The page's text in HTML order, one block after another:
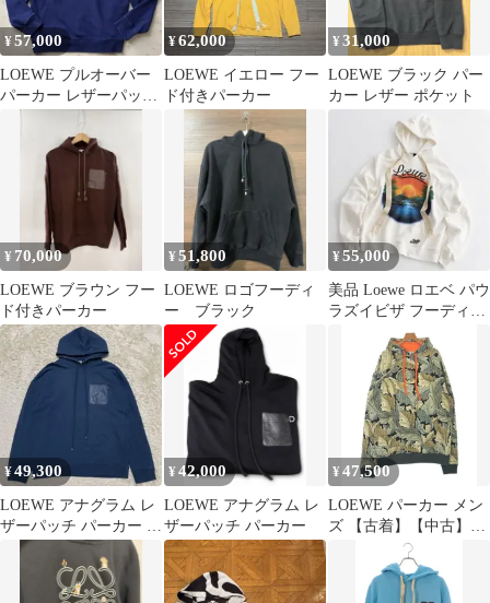
¥57,000
LOEWE プルオーバー
パーカー レザーパッチ
アナグラム ネイビー
¥62,000
LOEWE イエロー フー
ド付きパーカー
¥31,000
LOEWE ブラック パー
カー レザー ポケット
¥ 70,000
LOEWE ブラウン フー
ド付きパーカー
¥51,800
LOEWE ロゴフーディ
ー ブラック
¥55,000
美品 Loewe ロエベ パウ
ラズイビザ フーディ
ー パーカー コラボ
¥49,300
LOEWE アナグラム レ
ザーパッチ パーカー ブ
ルー Sサイズ
¥42,000
LOEWE アナグラム レ
ザーパッチ パーカー
¥47,500
LOEWE パーカー メン
ズ 【古着】【中古】
【送料無料】